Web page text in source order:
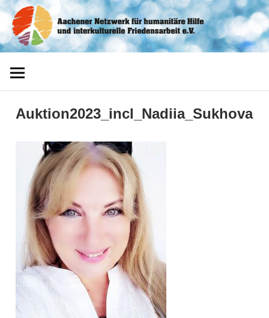
Zum
Inhalt
springen
Aachener
Netzwerk
Auktion2023_incl_Nadiia_Sukhova